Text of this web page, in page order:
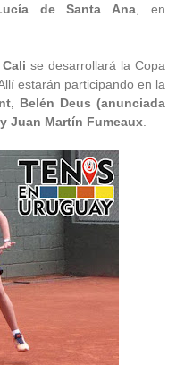
de Santa Ana , en
se desarrollará la Copa
estarán participando en la
Belén Deus (anunciada
Juan Martín Fumeaux